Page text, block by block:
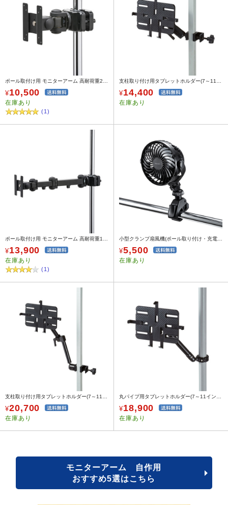
¥10,500
在庫あり
(1)
¥14,400
在庫あり
¥13,900
在庫あり
(1)
¥5,500
在庫あり
¥20,700
在庫あり
¥18,900
在庫あり
モニターアーム 自作用
おすすめ5選はこちら